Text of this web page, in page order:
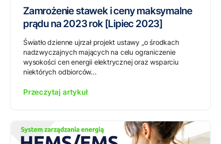
Zamrożenie stawek i ceny maksymalne
prądu na 2023 rok [Lipiec 2023]
Światło dzienne ujrzał projekt ustawy „o środkach
nadzwyczajnych mających na celu ograniczenie
wysokości cen energii elektrycznej oraz wsparciu
niektórych odbiorców...
Przeczytaj artykuł